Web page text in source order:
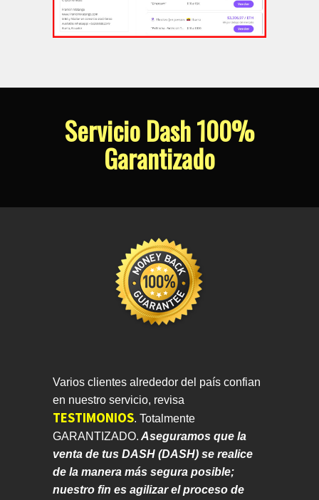
Servicio Dash 100%
Garantizado
Varios clientes alrededor del país confian
en nuestro servicio, revisa
TESTIMONIOS. Totalmente
GARANTIZADO. Aseguramos que la
venta de tus DASH (DASH) se realice
de la manera más segura posible;
nuestro fin es agilizar el proceso de